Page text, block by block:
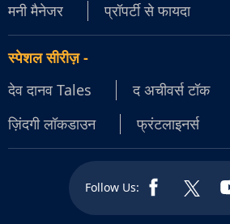
मनी मैनेजर
प्रॉपर्टी से फायदा
स्पेशल सीरीज़-
देव दानव Tales
द अचीवर्स टॉक
ज़िंदगी लॉकडाउन
फ्रंटलाइनर्स
Follow Us: